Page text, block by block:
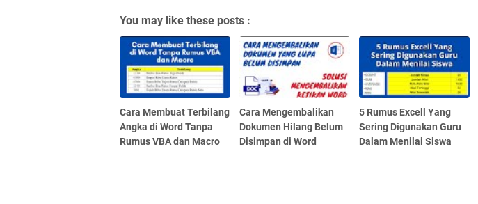
You may like these posts :
Cara Membuat Terbilang
Angka di Word Tanpa
Rumus VBA dan Macro
Cara Mengembalikan
Dokumen Hilang Belum
Disimpan di Word
5 Rumus Excell Yang
Sering Digunakan Guru
Dalam Menilai Siswa